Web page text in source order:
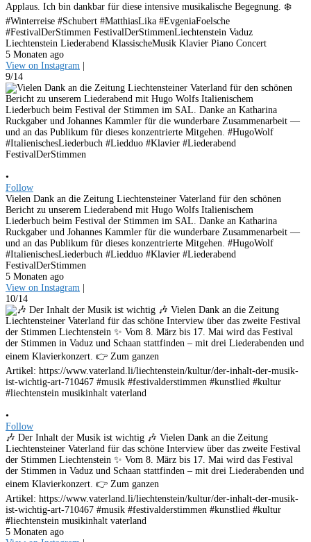
Applaus. Ich bin dankbar für diese intensive musikalische Begegnung. ❄️
#Winterreise #Schubert #MatthiasLika #EvgeniaFoelsche
#FestivalDerStimmen FestivalDerStimmenLiechtenstein Vaduz
Liechtenstein Liederabend KlassischeMusik Klavier Piano Concert
5 Monaten ago
View on Instagram |
9/14
•
Follow
Vielen Dank an die Zeitung Liechtensteiner Vaterland für den schönen
Bericht zu unserem Liederabend mit Hugo Wolfs Italienischem
Liederbuch beim Festival der Stimmen im SAL. Danke an Katharina
Ruckgaber und Johannes Kammler für die wunderbare Zusammenarbeit —
und an das Publikum für dieses konzentrierte Mitgehen. #HugoWolf
#ItalienischesLiederbuch #Liedduo #Klavier #Liederabend
FestivalDerStimmen
5 Monaten ago
View on Instagram |
10/14
•
Follow
🎶 Der Inhalt der Musik ist wichtig 🎶 Vielen Dank an die Zeitung
Liechtensteiner Vaterland für das schöne Interview über das zweite Festival
der Stimmen Liechtenstein ✨ Vom 8. März bis 17. Mai wird das Festival
der Stimmen in Vaduz und Schaan stattfinden – mit drei Liederabenden und
einem Klavierkonzert. 👉 Zum ganzen
Artikel: https://www.vaterland.li/liechtenstein/kultur/der-inhalt-der-musik-
ist-wichtig-art-710467 #musik #festivalderstimmen #kunstlied #kultur
#liechtenstein musikinhalt vaterland
5 Monaten ago